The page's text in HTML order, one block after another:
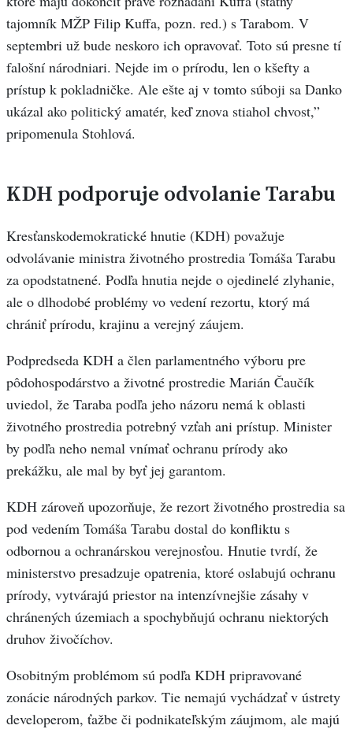
tajomník MŽP Filip Kuffa, pozn. red.) s Tarabom. V
septembri už bude neskoro ich opravovať. Toto sú presne tí
falošní národniari. Nejde im o prírodu, len o kšefty a
prístup k pokladničke. Ale ešte aj v tomto súboji sa Danko
ukázal ako politický amatér, keď znova stiahol chvost,”
pripomenula Stohlová.
KDH podporuje odvolanie Tarabu
Kresťanskodemokratické hnutie (KDH) považuje
odvolávanie ministra životného prostredia Tomáša Tarabu
za opodstatnené. Podľa hnutia nejde o ojedinelé zlyhanie,
ale o dlhodobé problémy vo vedení rezortu, ktorý má
chrániť prírodu, krajinu a verejný záujem.
Podpredseda KDH a člen parlamentného výboru pre
pôdohospodárstvo a životné prostredie Marián Čaučík
uviedol, že Taraba podľa jeho názoru nemá k oblasti
životného prostredia potrebný vzťah ani prístup. Minister
by podľa neho nemal vnímať ochranu prírody ako
prekážku, ale mal by byť jej garantom.
KDH zároveň upozorňuje, že rezort životného prostredia sa
pod vedením Tomáša Tarabu dostal do konfliktu s
odbornou a ochranárskou verejnosťou. Hnutie tvrdí, že
ministerstvo presadzuje opatrenia, ktoré oslabujú ochranu
prírody, vytvárajú priestor na intenzívnejšie zásahy v
chránených územiach a spochybňujú ochranu niektorých
druhov živočíchov.
Osobitným problémom sú podľa KDH pripravované
zonácie národných parkov. Tie nemajú vychádzať v ústrety
developerom, ťažbe či podnikateľským záujmom, ale majú